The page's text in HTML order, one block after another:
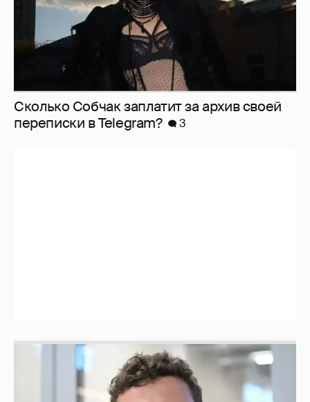
Сколько Собчак заплатит за архив своей
перeписки в Telegram?
3
Никита Кологривый высказался насчёт